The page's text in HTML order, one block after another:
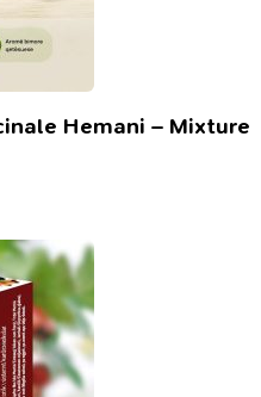
Hemani – Mixture